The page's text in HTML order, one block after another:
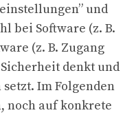
und
bei Software (z. B.
(z. B. Zugang
denkt und
Im Folgenden
noch auf konkrete